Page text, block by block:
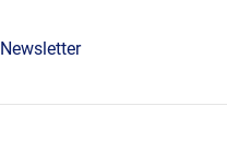
Newsletter